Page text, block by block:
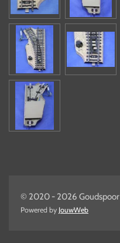
© 2020 - 2026 Goudspoor
Powered by JouwWeb